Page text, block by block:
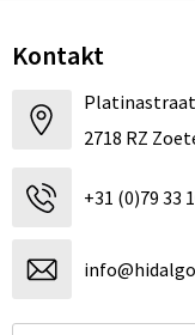
Kontakt
2718 RZ
+31 (0)79 33